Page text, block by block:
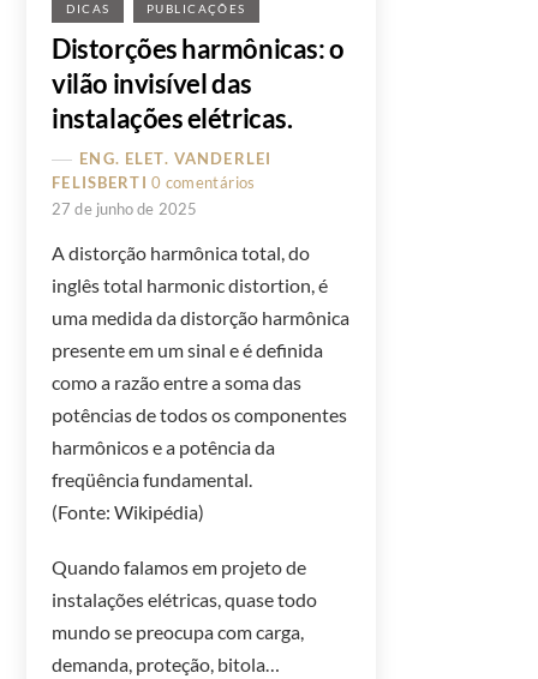
DICAS PUBLICAÇÕES
Distorções harmônicas: o
vilão invisível das
instalações elétricas.
ENG. ELET. VANDERLEI
FELISBERTI 0 comentários
27 de junho de 2025
A distorção harmônica total, do
inglês total harmonic distortion, é
uma medida da distorção harmônica
presente em um sinal e é definida
como a razão entre a soma das
potências de todos os componentes
harmônicos e a potência da
freqüência fundamental.
(Fonte: Wikipédia)
Quando falamos em projeto de
instalações elétricas, quase todo
mundo se preocupa com carga,
demanda, proteção, bitola…